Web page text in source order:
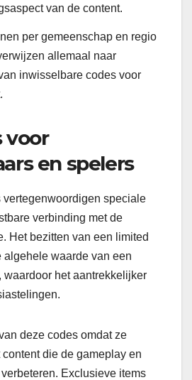
van de content.
per gemeenschap en regio
allemaal naar
inwisselbare codes voor
voor
en spelers
vertegenwoordigen speciale
verbinding met de
Het bezitten van een limited
algehele waarde van een
waardoor het aantrekkelijker
deze codes omdat ze
die de gameplay en
Exclusieve items